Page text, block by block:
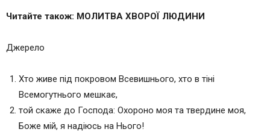
Читайте також: МОЛИТВА ХВОРОЇ ЛЮДИНИ
Джерело
Хто живе під покровом Всевишнього, хто в тіні
Всемогутнього мешкає,
той скаже до Господа: Охороно моя та твердине моя,
Боже мій, я надіюсь на Нього!